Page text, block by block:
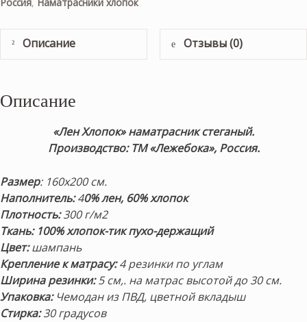
Описание Отзывы (0)
Описание
«Лен Хлопок» наматрасник стеганый.
Производство: ТМ «Лежебока», Россия.
Размер: 160х200 см.
Наполнитель:40% лен, 60% хлопок
Плотность:300 г/м2
Ткань: 100% хлопок-тик пухо-держащий
Цвет:шампань
Крепление к матрасу:4 резинки по углам
Ширина резинки:5 см,. на матрас высотой до 30 см.
Упаковка:Чемодан из ПВД, цветной вкладыш
Стирка:30 градусов